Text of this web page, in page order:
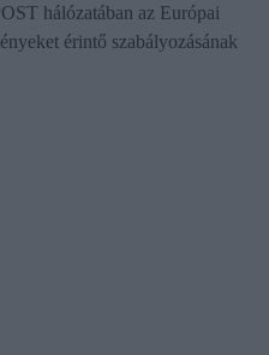
hálózatában az Európai
érintő szabályozásának